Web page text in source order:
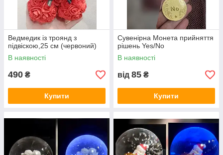
Ведмедик із троянд з
підвіскою,25 см (червоний)
В наявності
490 ₴
Купити
Сувенірна Монета прийняття
рішень Yes/No
В наявності
від 85 ₴
Купити